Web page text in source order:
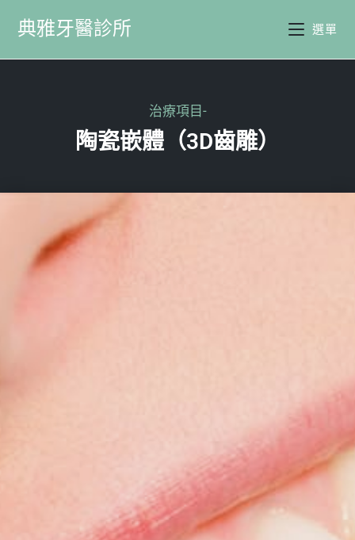
典雅牙醫診所 選單
治療項目-
陶瓷嵌體（3D齒雕）